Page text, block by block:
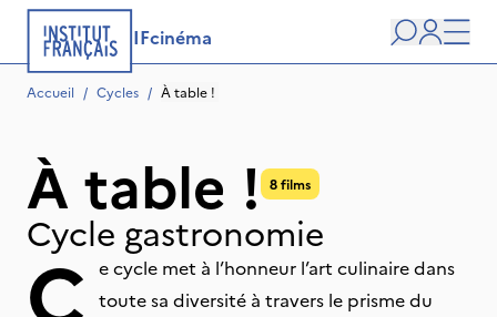
IFcinéma
user
Accueil / Cycles / À table !
À table ! 8 films
Cycle gastronomie
C
e cycle met à l’honneur l’art culinaire dans
toute sa diversité à travers le prisme du